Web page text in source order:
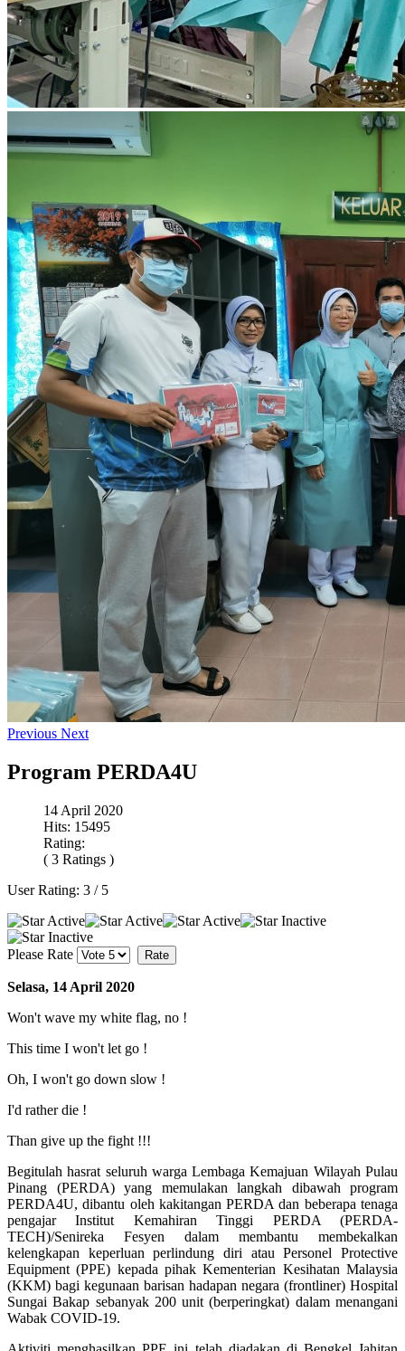
Previous Next
Program PERDA4U
14 April 2020
Hits: 15495
Rating:
( 3 Ratings )
User Rating: 3 / 5
Please Rate
Selasa, 14 April 2020
Won't wave my white flag, no !
This time I won't let go !
Oh, I won't go down slow !
I'd rather die !
Than give up the fight !!!
Begitulah hasrat seluruh warga Lembaga Kemajuan Wilayah Pulau
Pinang (PERDA) yang memulakan langkah dibawah program
PERDA4U, dibantu oleh kakitangan PERDA dan beberapa tenaga
pengajar Institut Kemahiran Tinggi PERDA (PERDA-
TECH)/Senireka Fesyen dalam membantu membekalkan
kelengkapan keperluan perlindung diri atau Personel Protective
Equipment (PPE) kepada pihak Kementerian Kesihatan Malaysia
(KKM) bagi kegunaan barisan hadapan negara (frontliner) Hospital
Sungai Bakap sebanyak 200 unit (berperingkat) dalam menangani
Wabak COVID-19.